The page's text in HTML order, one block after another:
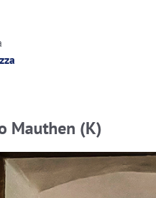
Mauthen (K)